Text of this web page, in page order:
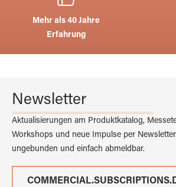
Mehr als 40 Jahre
Erfahrung
Newsletter
Aktualisierungen am Produktkatalog,
Workshops und neue Impulse per
ungebunden und einfach abmeldbar.